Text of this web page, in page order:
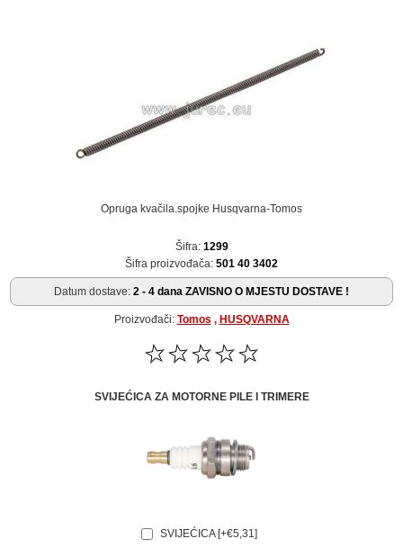
Opruga kvačila.spojke Husqvarna-Tomos
Šifra: 1299
Šifra proizvođača: 501 40 3402
Datum dostave: 2 - 4 dana ZAVISNO O MJESTU DOSTAVE !
Proizvođači: Tomos , HUSQVARNA
SVIJEĆICA ZA MOTORNE PILE I TRIMERE
SVIJEĆICA [+€5,31]